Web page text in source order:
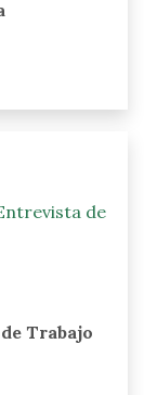
Trabajo